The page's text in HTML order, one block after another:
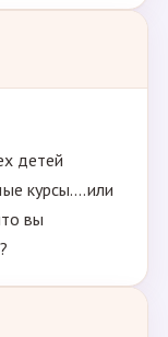
детей
курсы....или
вы